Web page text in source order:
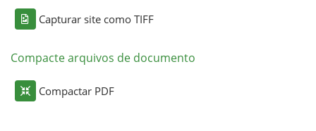
Capturar site como TIFF
Compacte arquivos de documento
Compactar PDF